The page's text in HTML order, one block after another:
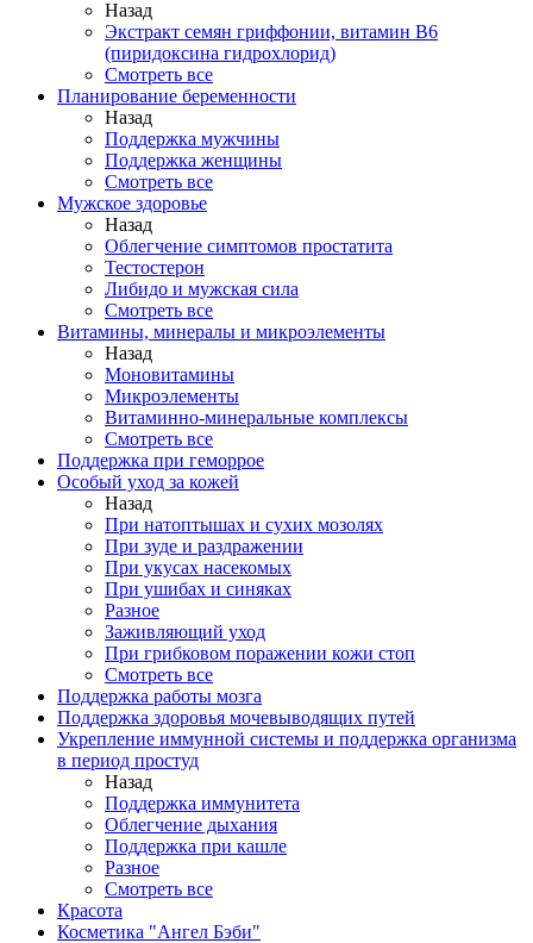
Назад
Экстракт семян гриффонии, витамин В6
(пиридоксина гидрохлорид)
Смотреть все
Планирование беременности
Назад
Поддержка мужчины
Поддержка женщины
Смотреть все
Мужское здоровье
Назад
Облегчение симптомов простатита
Тестостерон
Либидо и мужская сила
Смотреть все
Витамины, минералы и микроэлементы
Назад
Моновитамины
Микроэлементы
Витаминно-минеральные комплексы
Смотреть все
Поддержка при геморрое
Особый уход за кожей
Назад
При натоптышах и сухих мозолях
При зуде и раздражении
При укусах насекомых
При ушибах и синяках
Разное
Заживляющий уход
При грибковом поражении кожи стоп
Смотреть все
Поддержка работы мозга
Поддержка здоровья мочевыводящих путей
Укрепление иммунной системы и поддержка организма
в период простуд
Назад
Поддержка иммунитета
Облегчение дыхания
Поддержка при кашле
Разное
Смотреть все
Красота
Косметика "Ангел Бэби"